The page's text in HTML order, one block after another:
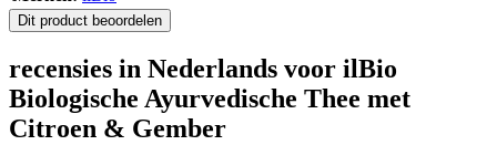
Dit product beoordelen
recensies in Nederlands voor ilBio
Biologische Ayurvedische Thee met
Citroen & Gember